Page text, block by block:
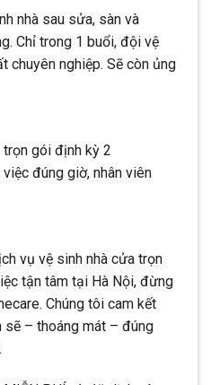
nhà sau sửa, sàn và
Chỉ trong 1 buổi, đội vệ
chuyên nghiệp. Sẽ còn ủng
gói định kỳ 2
đúng giờ, nhân viên
vụ vệ sinh nhà cửa trọn
tận tâm tại Hà Nội, đừng
Chúng tôi cam kết
sẽ – thoáng mát – đúng